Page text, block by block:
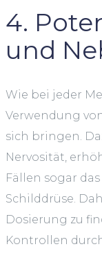
4.
und
Wie bei jeder
Verwendung
sich bringen.
Nervosität,
Fällen sogar
Schilddrüse.
Dosierung zu
Kontrollen